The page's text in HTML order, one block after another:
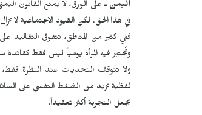
اليمن ـ على الورق، لا يمنع القانون
في هذا الحق. لكن القيود الاجتماعية لا
ففي كثير من المناطق، تتفوق التقاليد
وتُختبر فيه المرأة يومياً ليس فقط
ولا تتوقف التحديات عند النظرة فقط،
لفظية تزيد من الضغط النفسي على
يجعل التجربة أكثر تعقيداً.